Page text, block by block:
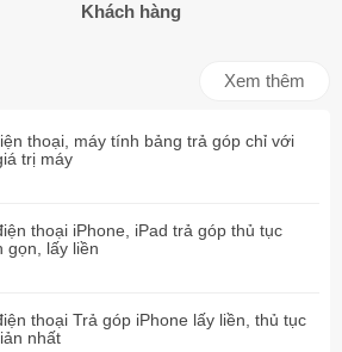
Khách hàng
Xem thêm
thoại, máy tính bảng trả góp chỉ với
trị máy
thoại iPhone, iPad trả góp thủ tục
gọn, lấy liền
thoại Trả góp iPhone lấy liền, thủ tục
nhất